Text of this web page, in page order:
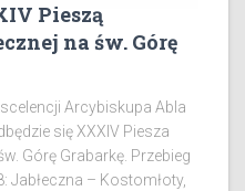
Pieszą
na św. Górę
Arcybiskupa Abla
się XXXIV Piesza
Górę Grabarkę. Przebieg
Jabłeczna – Kostomłoty,